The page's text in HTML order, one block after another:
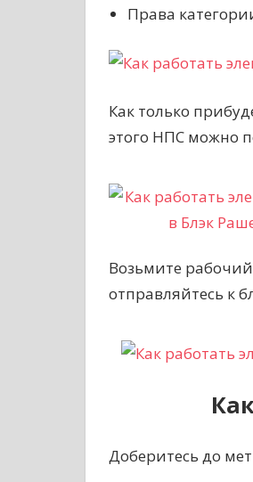
Права
Как только
этого НПС можно
Возьмите рабочий
отправляйтесь к
Доберитесь до